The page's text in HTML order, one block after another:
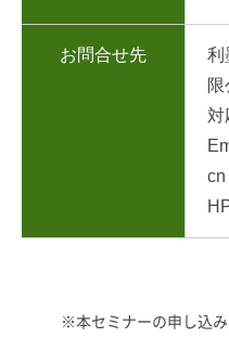
お問合せ先
利
対
cn
※本セミナーの申し込